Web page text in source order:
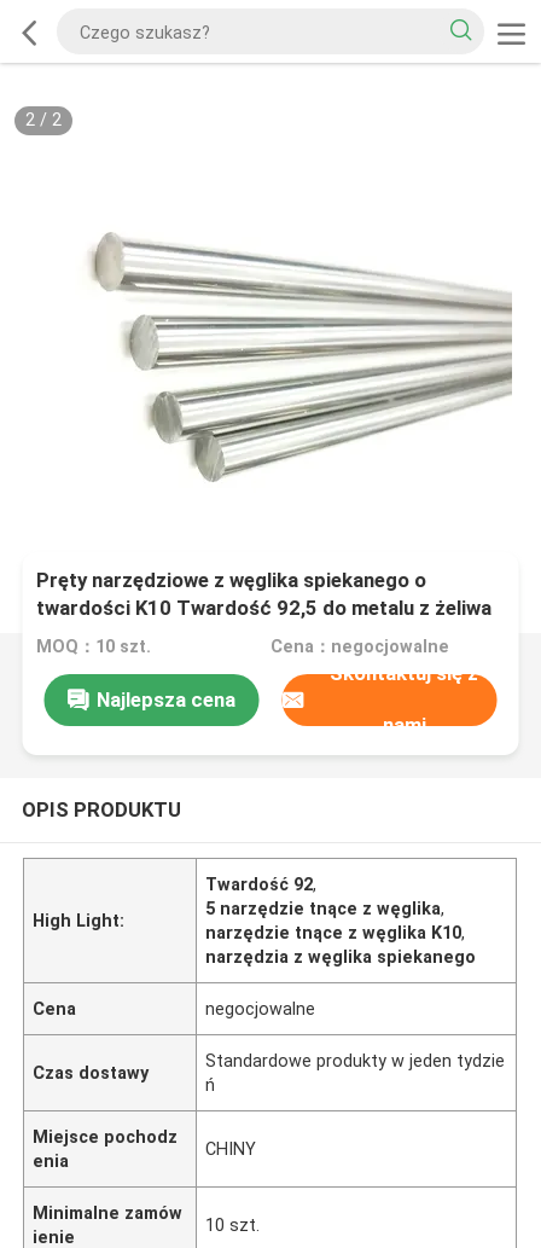
2/ 2
Pręty narzędziowe z węglika spiekanego o
twardości K10 Twardość 92,5 do metalu z żeliwa
szarego
MOQ：10 szt. Cena：negocjowalne
Najlepsza cena
Skontaktuj się z
nami
OPIS PRODUKTU
High Light:
Twardość 92,
5 narzędzie tnące z węglika,
narzędzie tnące z węglika K10,
narzędzia z węglika spiekanego
Cena negocjowalne
Czas dostawy
Standardowe produkty w jeden tydzie
ń
Miejsce pochodz
enia
CHINY
Minimalne zamów
ienie
10 szt.